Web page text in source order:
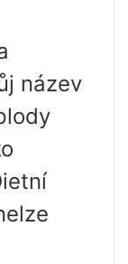
název